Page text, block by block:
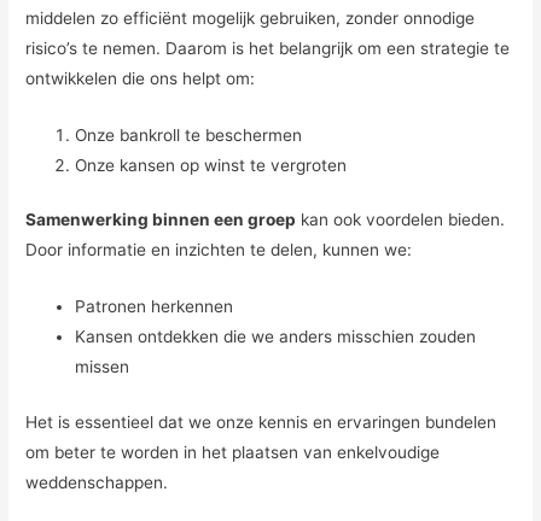
middelen zo efficiënt mogelijk gebruiken, zonder onnodige
risico’s te nemen. Daarom is het belangrijk om een strategie te
ontwikkelen die ons helpt om:
Onze bankroll te beschermen
Onze kansen op winst te vergroten
Samenwerking binnen een groep kan ook voordelen bieden.
Door informatie en inzichten te delen, kunnen we:
Patronen herkennen
Kansen ontdekken die we anders misschien zouden
missen
Het is essentieel dat we onze kennis en ervaringen bundelen
om beter te worden in het plaatsen van enkelvoudige
weddenschappen.